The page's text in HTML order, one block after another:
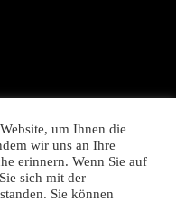
um Ihnen die
wir uns an Ihre
erinnern. Wenn Sie auf
sich mit der
Sie können